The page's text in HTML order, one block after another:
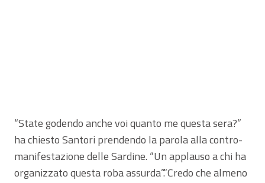
“State godendo anche voi quanto me questa sera?”
ha chiesto Santori prendendo la parola alla contro-
manifestazione delle Sardine. “Un applauso a chi ha
organizzato questa roba assurda”.“Credo che almeno